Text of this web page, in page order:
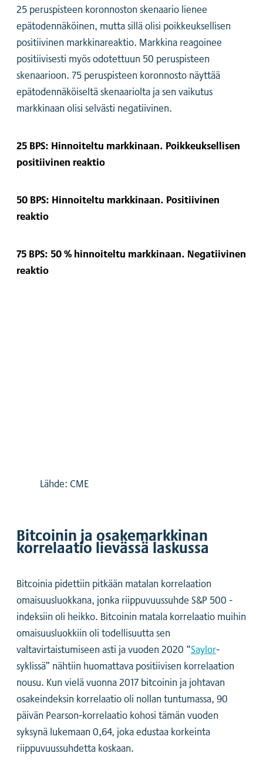
25 peruspisteen koronnoston skenaario lienee
epätodennäköinen, mutta sillä olisi poikkeuksellisen
positiivinen markkinareaktio. Markkina reagoinee
positiivisesti myös odotettuun 50 peruspisteen
skenaarioon. 75 peruspisteen koronnosto näyttää
epätodennäköiseltä skenaariolta ja sen vaikutus
markkinaan olisi selvästi negatiivinen.
25 BPS: Hinnoiteltu markkinaan. Poikkeuksellisen
positiivinen reaktio
50 BPS: Hinnoiteltu markkinaan. Positiivinen
reaktio
75 BPS: 50 % hinnoiteltu markkinaan. Negatiivinen
reaktio
Lähde: CME
Bitcoinin ja osakemarkkinan
korrelaatio lievässä laskussa
Bitcoinia pidettiin pitkään matalan korrelaation
omaisuusluokkana, jonka riippuvuussuhde S&P 500 -
indeksiin oli heikko. Bitcoinin matala korrelaatio muihin
omaisuusluokkiin oli todellisuutta sen
valtavirtaistumiseen asti ja vuoden 2020 “Saylor-
syklissä” nähtiin huomattava positiivisen korrelaation
nousu. Kun vielä vuonna 2017 bitcoinin ja johtavan
osakeindeksin korrelaatio oli nollan tuntumassa, 90
päivän Pearson-korrelaatio kohosi tämän vuoden
syksynä lukemaan 0,64, joka edustaa korkeinta
riippuvuussuhdetta koskaan.